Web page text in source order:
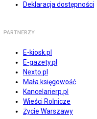
Deklaracja dostępności
PARTNERZY
E-kiosk.pl
E-gazety.pl
Nexto.pl
Mała księgowość
Kancelarierp.pl
Wieści Rolnicze
Życie Warszawy